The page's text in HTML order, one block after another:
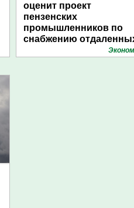
оценит проект
пензенских
промышленников по
снабжению
поселений с помощью